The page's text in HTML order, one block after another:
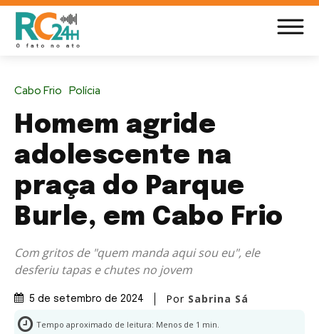
Cabo Frio Polícia
Homem agride
adolescente na
praça do Parque
Burle, em Cabo Frio
Com gritos de "quem manda aqui sou eu", ele
desferiu tapas e chutes no jovem
5 de setembro de 2024 Por Sabrina Sá
Tempo aproximado de leitura: Menos de 1 min.